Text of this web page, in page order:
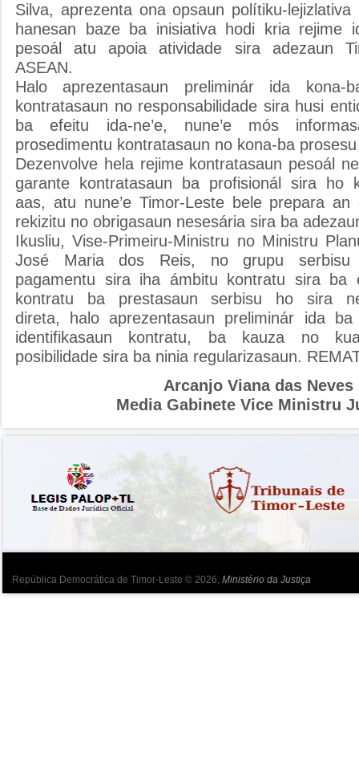
Silva, aprezenta ona opsaun polítiku-lejizlativa
hanesan baze ba inisiativa hodi kria rejime
pesoál atu apoia atividade sira adezaun
ASEAN.
Halo aprezentasaun preliminár ida
kontratasaun no responsabilidade sira husi
ba efeitu ida-ne’e, nune’e mós
prosedimentu kontratasaun no kona-ba
Dezenvolve hela rejime kontratasaun pesoál
garante kontratasaun ba profisionál sira ho
aas, atu nune’e Timor-Leste bele prepara an
rekizitu no obrigasaun nesesária sira ba
Ikusliu, Vise-Primeiru-Ministru no Ministru
José Maria dos Reis, no grupu serbisu
pagamentu sira iha ámbitu kontratu sira ba
kontratu ba prestasaun serbisu ho sira
direta, halo aprezentasaun preliminár ida
identifikasaun kontratu, ba kauza no
posibilidade sira ba ninia regularizasaun.
Arcanjo Viana das Neves
Media Gabinete Vice Ministru
República Democrática de Timor-Leste © 2026, Ministério da Justiça